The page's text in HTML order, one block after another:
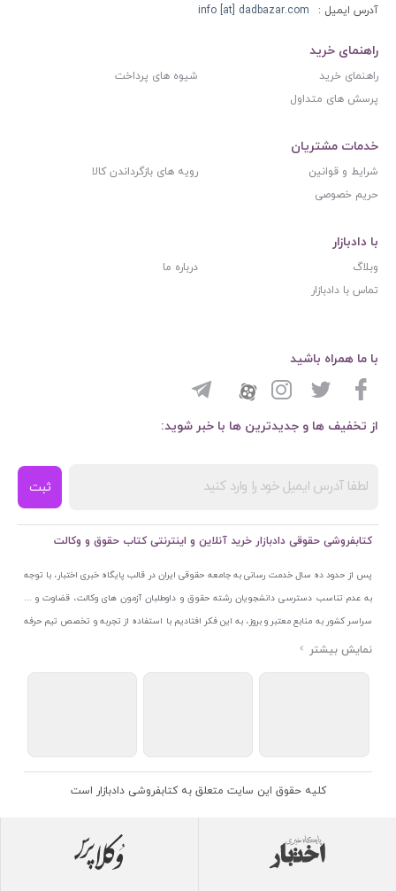
آدرس ایمیل : info [at] dadbazar.com
راهنمای خرید
راهنمای خرید
شیوه های پرداخت
پرسش های متداول
خدمات مشتریان
شرایط و قوانین
رویه های بازگرداندن کالا
حریم خصوصی
با دادبازار
وبلاگ
درباره ما
تماس با دادبازار
از تخفیف ها و جدیدترین ها با خبر شوید:
ثبت
با ما همراه باشید
کتابفروشی حقوقی دادبازار خرید آنلاین و اینترنتی کتاب حقوق و وکالت
پس از حدود ده سال خدمت رسانی به جامعه حقوقی ایران در قالب پایگاه خبری اختبار، با توجه
به عدم تناسب دسترسی دانشجویان رشته حقوق و داوطلبان آزمون های وکالت، قضاوت و ...
سراسر کشور به منابع معتبر و بروز، به این فکر افتادیم با استفاده از تجربه و تخصص تیم حرفه
ای اختبار خدمتی جدید به جامعه حقوقی ایران ارائه کنیم. به این منظور با راه اندازی و تجهیز
اتحادیه ناشران و کتابفروشان تهران به منظور ارائه مطمئن ترین خدمات مجموعه بسیار کامل و
معتبری از کتاب های حقوقی را به علاقمندان عرضه کرده ایم. علاوه بر این با بهره گیری از فناوری
اندازی کردیم تا علاقمندان بتوانند با اطمینان کافی و به اتکای اعتبار این مجموعه قدیمی کتاب و
کلیه حقوق این سایت متعلق به کتابفروشی دادبازار است